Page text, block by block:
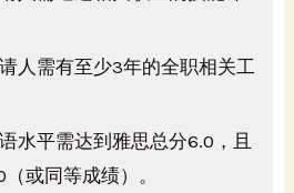
人需有至少3年的全职相关工
水平需达到雅思总分6.0，且
或同等成绩）。